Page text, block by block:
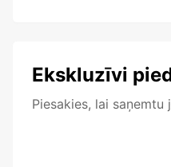
Ekskluzīvi
Piesakies, lai